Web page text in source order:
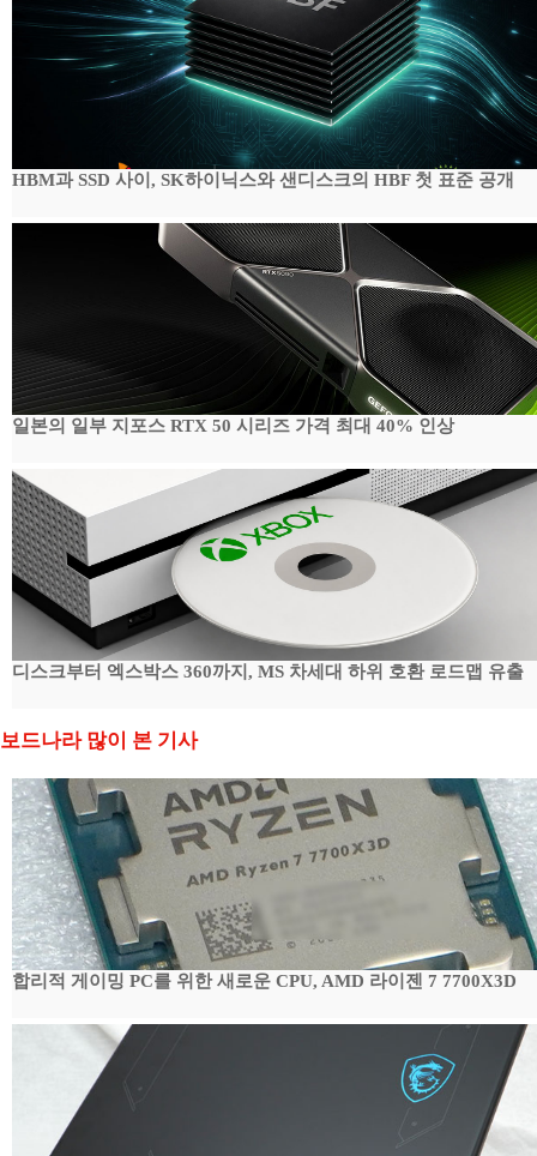
HBM과 SSD 사이, SK하이닉스와 샌디스크의 HBF 첫 표준 공개
일본의 일부 지포스 RTX 50 시리즈 가격 최대 40% 인상
디스크부터 엑스박스 360까지, MS 차세대 하위 호환 로드맵 유출
보드나라 많이 본 기사
합리적 게이밍 PC를 위한 새로운 CPU, AMD 라이젠 7 7700X3D